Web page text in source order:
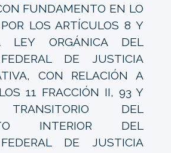
FUNDAMENTO EN LO
LOS ARTÍCULOS 8 Y
ORGÁNICA DEL
DE JUSTICIA
CON RELACIÓN A
11 FRACCIÓN II, 93 Y
TRANSITORIO DEL
INTERIOR DEL
DE JUSTICIA